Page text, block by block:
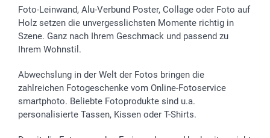
Sticker & Etiketten
Geschenk-Gutscheine (PDF)
Presse
Partnerprogramme
Investor Relations
B2B smartbusiness
Widerrufsrecht
Kommunion & Konfirmation
Hochzeit
Geburtstag
Geburt
Zu allen Anlässen
48h Lieferung
Zahlungsmöglichkeiten
Anmelden /Registrieren
Sitemap
Status der Bestellung
smartfriends
smartgarantie
smartbonus
Foto-Leinwand, Alu-Verbund Poster, Collage oder Foto auf
Holz setzen die unvergesslichsten Momente richtig in
Szene. Ganz nach Ihrem Geschmack und passend zu
Ihrem Wohnstil.
Abwechslung in der Welt der Fotos bringen die
zahlreichen Fotogeschenke vom Online-Fotoservice
smartphoto. Beliebte Fotoprodukte sind u.a.
personalisierte Tassen, Kissen oder T-Shirts.